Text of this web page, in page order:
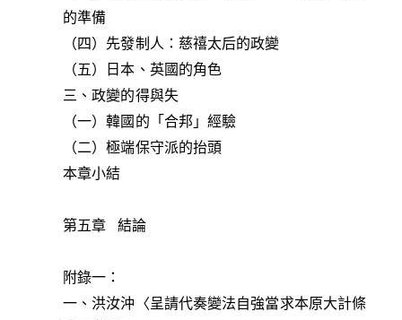
的準備
（四）先發制人：慈禧太后的政變
（五）日本、英國的角色
三、政變的得與失
（一）韓國的「合邦」經驗
（二）極端保守派的抬頭
本章小結
第五章 結論
附錄一：
一、洪汝沖〈呈請代奏變法自強當求本原大計條